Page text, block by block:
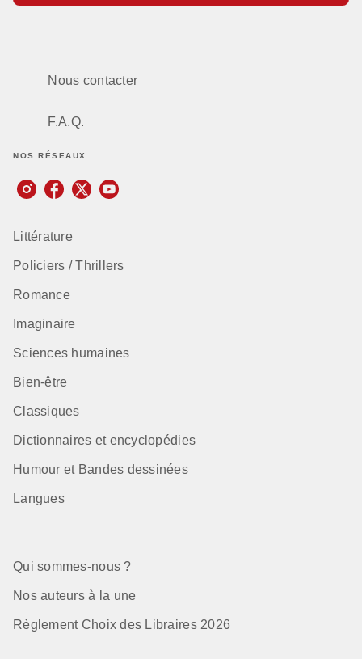
Nous contacter
F.A.Q.
NOS RÉSEAUX
Littérature
Policiers / Thrillers
Romance
Imaginaire
Sciences humaines
Bien-être
Classiques
Dictionnaires et encyclopédies
Humour et Bandes dessinées
Langues
Qui sommes-nous ?
Nos auteurs à la une
Règlement Choix des Libraires 2026